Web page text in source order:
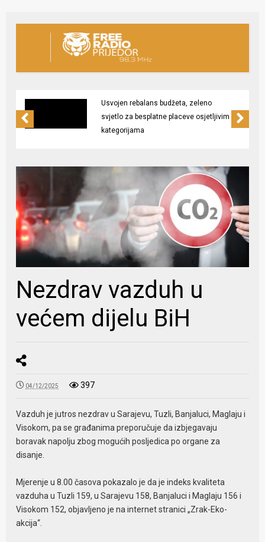
Usvojen rebalans budžeta, zeleno
svjetlo za besplatne placeve osjetljivim
kategorijama
Nezdrav vazduh u
većem dijelu BiH
04/12/2025 397
Vazduh je jutros nezdrav u Sarajevu, Tuzli, Banjaluci, Maglaju i
Visokom, pa se građanima preporučuje da izbjegavaju
boravak napolju zbog mogućih posljedica po organe za
disanje.
Mjerenje u 8.00 časova pokazalo je da je indeks kvaliteta
vazduha u Tuzli 159, u Sarajevu 158, Banjaluci i Maglaju 156 i
Visokom 152, objavljeno je na internet stranici „Zrak-Eko-
akcija“.